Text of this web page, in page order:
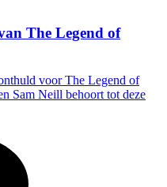
The Legend of
voor The Legend of
Sam Neill behoort tot deze